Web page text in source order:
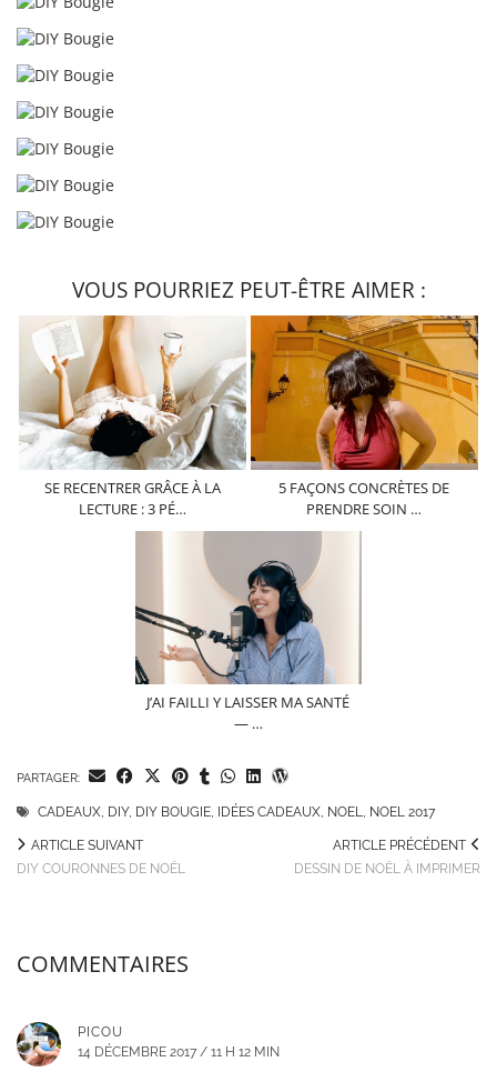
VOUS POURRIEZ PEUT-ÊTRE AIMER :
SE RECENTRER GRÂCE À LA
LECTURE : 3 PÉ…
5 FAÇONS CONCRÈTES DE
PRENDRE SOIN …
J’AI FAILLI Y LAISSER MA SANTÉ
— …
PARTAGER:
CADEAUX, DIY, DIY BOUGIE, IDÉES CADEAUX, NOEL, NOEL 2017
ARTICLE PRÉCÉDENT
DESSIN DE NOËL À IMPRIMER
ARTICLE SUIVANT
DIY COURONNES DE NOËL
COMMENTAIRES
PICOU
14 DÉCEMBRE 2017 / 11 H 12 MIN